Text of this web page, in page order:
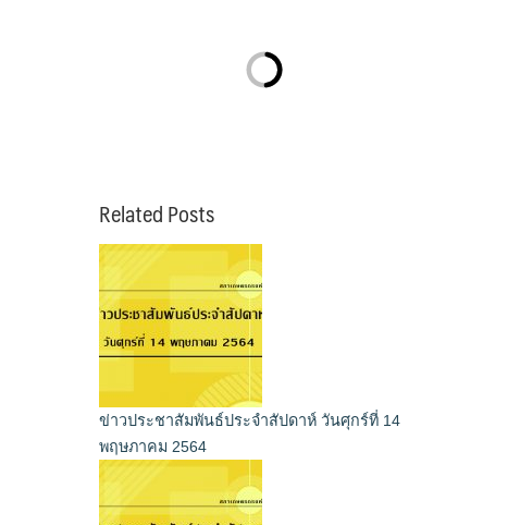
Related Posts
ข่าวประชาสัมพันธ์ประจำสัปดาห์ วันศุกร์ที่ 14
พฤษภาคม 2564